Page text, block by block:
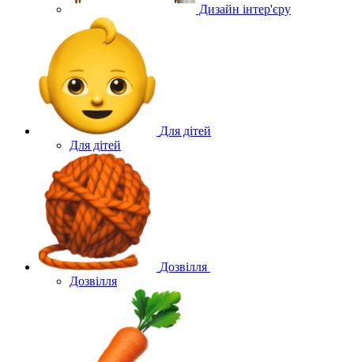
Дизайн інтер'єру
Для дітей
Для дітей
Дозвілля
Дозвілля